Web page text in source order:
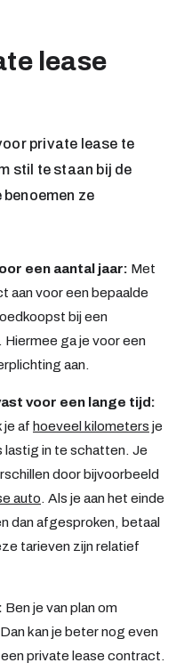
lease
private lease te
stil te staan bij de
benoemen ze
een aantal jaar: Met
aan voor een bepaalde
bij een
ga je voor een
aan.
voor een lange tijd:
je af hoeveel kilometers je
lastig in te schatten. Je
door bijvoorbeeld
auto . Als je aan het einde
dan afgesproken, betaal
tarieven zijn relatief
Ben je van plan om
kan je beter nog even
private lease contract.